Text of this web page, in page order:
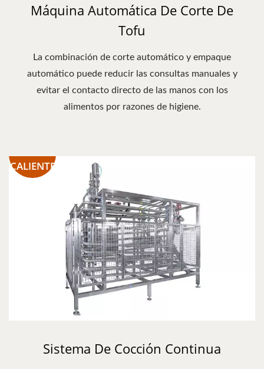
Máquina Automática De Corte De
Tofu
La combinación de corte automático y empaque
automático puede reducir las consultas manuales y
evitar el contacto directo de las manos con los
alimentos por razones de higiene.
CALIENTE
Sistema De Cocción Continua